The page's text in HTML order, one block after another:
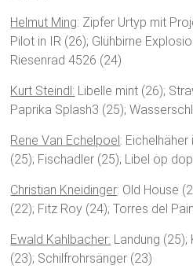
Helmut Ming: Zipfer Urtyp mit
Pilot in IR (26); Glühbirne
Riesenrad 4526 (24)
Kurt Steindl: Libelle mint (26);
Paprika Splash3 (25);
Rene Van Echelpoel:
(25); Fischadler (25); Libel op
Christian Kneidinger: Old House
(22); Fitz Roy (24); Torres del
Ewald Kahlbacher: Landung (25);
(23); Schilfrohrsänger (23)